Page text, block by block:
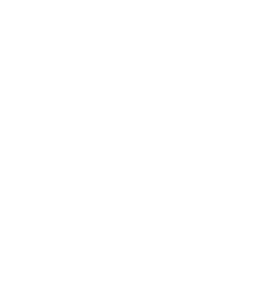
bio sont parfaite pour créer une
présentent sur le site, offre
au niveau des parfums ou des
comme les bougies à la cire de